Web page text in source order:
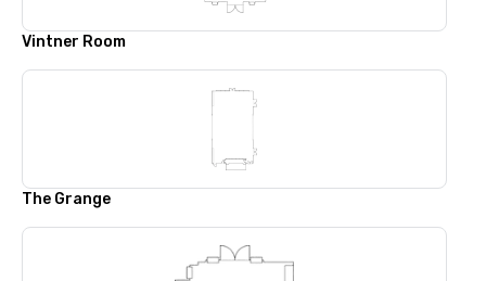
Vintner Room
The Grange